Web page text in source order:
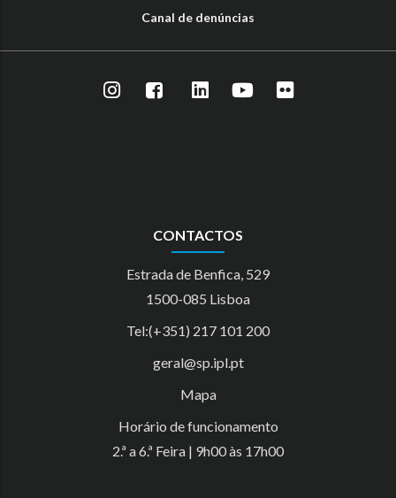
Canal de denúncias
CONTACTOS
Estrada de Benfica, 529
1500-085 Lisboa
Tel:(+351) 217 101 200
geral@sp.ipl.pt
Mapa
Horário de funcionamento
2.ª a 6.ª Feira | 9h00 às 17h00